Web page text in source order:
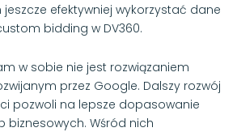
efektywniej wykorzystać dane
bidding w DV360.
w sobie nie jest rozwiązaniem
przez Google. Dalszy rozwój
pozwoli na lepsze dopasowanie
biznesowych. Wśród nich